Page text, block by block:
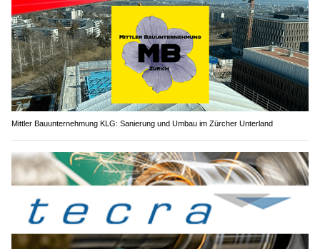
Mittler Bauunternehmung KLG: Sanierung und Umbau im Zürcher Unterland